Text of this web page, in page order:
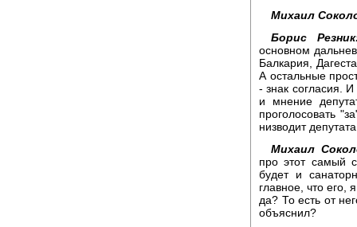
Михаил
Борис
основном
Балкария,
А остальные
- знак согласия.
и мнение
проголосовать
низводит
Михаил
про этот самый
будет и
главное, что его,
да? То есть от
объяснил?